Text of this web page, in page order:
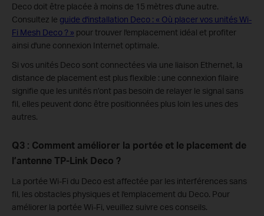
Deco doit être placée à moins de 15 mètres d'une autre.
Consultez le guide d'installation Deco : « Où placer vos unités Wi-
Fi Mesh Deco ? » pour trouver l'emplacement idéal et profiter
ainsi d'une connexion Internet optimale.
Si vos unités Deco sont connectées via une liaison Ethernet, la
distance de placement est plus flexible : une connexion filaire
signifie que les unités n’ont pas besoin de relayer le signal sans
fil, elles peuvent donc être positionnées plus loin les unes des
autres.
Q3 : Comment améliorer la portée et le placement de
l’antenne TP-Link Deco ?
La portée Wi-Fi du Deco est affectée par les interférences sans
fil, les obstacles physiques et l'emplacement du Deco. Pour
améliorer la portée Wi-Fi, veuillez suivre ces conseils.